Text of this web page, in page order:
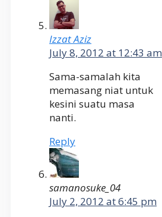
Izzat Aziz
July 8, 2012 at 12:43 am
Sama-samalah kita
memasang niat untuk
kesini suatu masa
nanti.
Reply
samanosuke_04
July 2, 2012 at 6:45 pm